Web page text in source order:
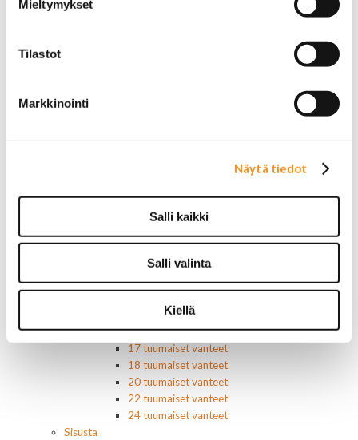
Mieltymykset
Tilastot
Markkinointi
Näytä tiedot
Salli kaikki
Salli valinta
Kiellä
Renkaat 20"
Renkaat 22"
Vanteet ja tarvikkeet
Pölykapselit, keskiöt, spinnerit
Vannetarvikkeet
15 tuumaiset vanteet
16 tuumaiset vanteet
17 tuumaiset vanteet
18 tuumaiset vanteet
20 tuumaiset vanteet
22 tuumaiset vanteet
24 tuumaiset vanteet
Sisusta